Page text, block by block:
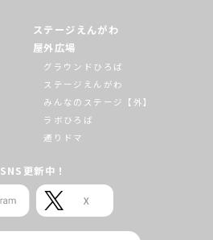
ステージえんがわ
屋外広場
グラウンドひろば
ステージえんがわ
みんなのステージ【外】
ラボひろば
通りドマ
SNS更新中！